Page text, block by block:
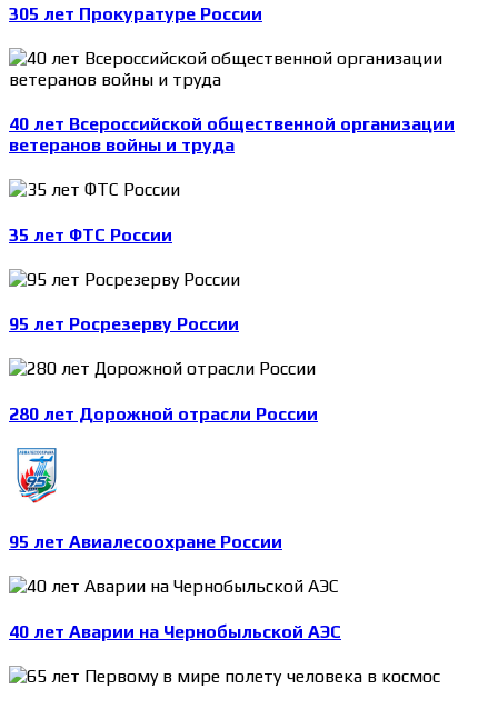
305 лет Прокуратуре России
40 лет Всероссийской общественной организации
ветеранов войны и труда
35 лет ФТС России
95 лет Росрезерву России
280 лет Дорожной отрасли России
95 лет Авиалесоохране России
40 лет Аварии на Чернобыльской АЭС